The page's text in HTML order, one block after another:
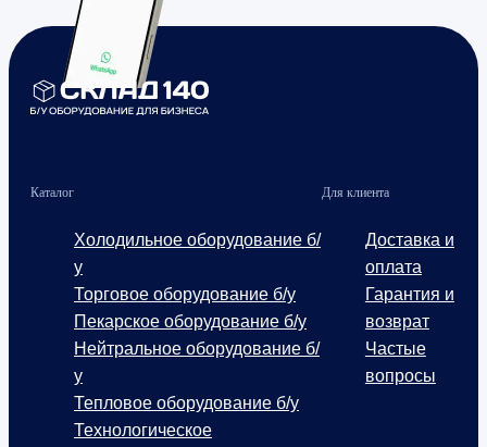
Каталог
Холодильное оборудование б/
у
Торговое оборудование б/у
Пекарское оборудование б/у
Нейтральное оборудование б/
у
Тепловое оборудование б/у
Технологическое
Для клиента
Доставка и
оплата
Гарантия и
возврат
Частые
вопросы